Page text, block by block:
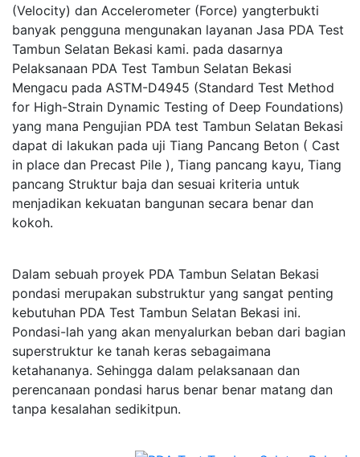
(Velocity) dan Accelerometer (Force) yangterbukti
banyak pengguna mengunakan layanan Jasa PDA Test
Tambun Selatan Bekasi kami. pada dasarnya
Pelaksanaan PDA Test Tambun Selatan Bekasi
Mengacu pada ASTM-D4945 (Standard Test Method
for High-Strain Dynamic Testing of Deep Foundations)
yang mana Pengujian PDA test Tambun Selatan Bekasi
dapat di lakukan pada uji Tiang Pancang Beton ( Cast
in place dan Precast Pile ), Tiang pancang kayu, Tiang
pancang Struktur baja dan sesuai kriteria untuk
menjadikan kekuatan bangunan secara benar dan
kokoh.
Dalam sebuah proyek PDA Tambun Selatan Bekasi
pondasi merupakan substruktur yang sangat penting
kebutuhan PDA Test Tambun Selatan Bekasi ini.
Pondasi-lah yang akan menyalurkan beban dari bagian
superstruktur ke tanah keras sebagaimana
ketahananya. Sehingga dalam pelaksanaan dan
perencanaan pondasi harus benar benar matang dan
tanpa kesalahan sedikitpun.